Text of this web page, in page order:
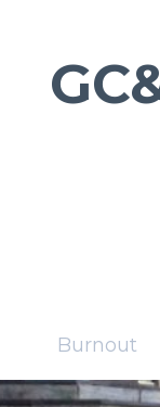
Burnout